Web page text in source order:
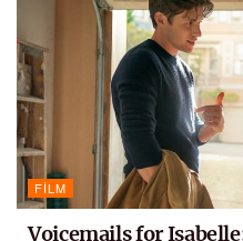
FILM
Voicemails for